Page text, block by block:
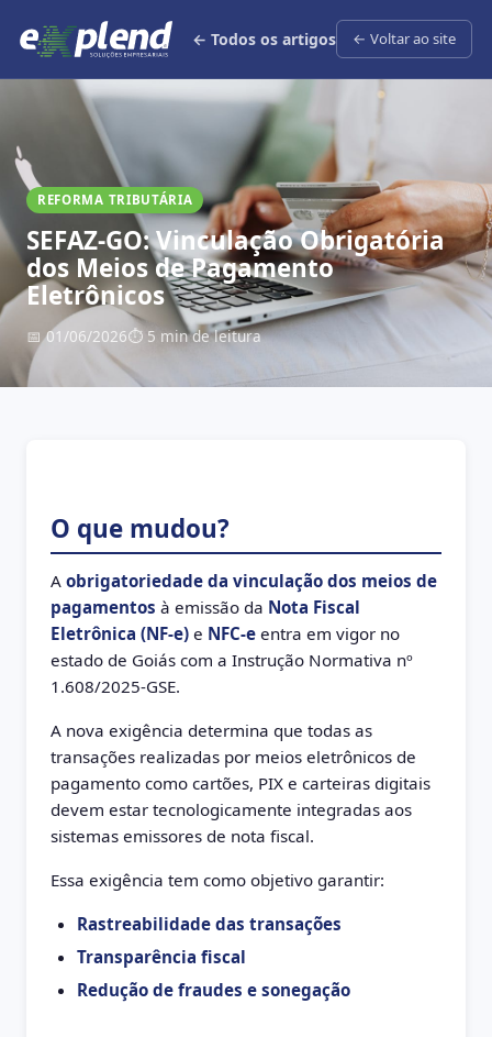
← Todos os artigos ← Voltar ao site
REFORMA TRIBUTÁRIA
SEFAZ-GO: Vinculação Obrigatória
dos Meios de Pagamento
Eletrônicos
📅 01/06/2026⏱ 5 min de leitura
O que mudou?
A obrigatoriedade da vinculação dos meios de
pagamentos à emissão da Nota Fiscal
Eletrônica (NF-e) e NFC-e entra em vigor no
estado de Goiás com a Instrução Normativa nº
1.608/2025-GSE.
A nova exigência determina que todas as
transações realizadas por meios eletrônicos de
pagamento como cartões, PIX e carteiras digitais
devem estar tecnologicamente integradas aos
sistemas emissores de nota fiscal.
Essa exigência tem como objetivo garantir:
Rastreabilidade das transações
Transparência fiscal
Redução de fraudes e sonegação